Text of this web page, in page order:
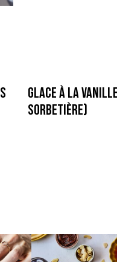
Glace à la
sorbetière)